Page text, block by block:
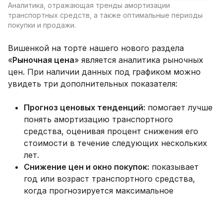
Аналитика, отражающая тренды амортизации
транспортных средств, а также оптимальные периоды
покупки и продажи.
Вишенкой на торте нашего нового раздела
«Рыночная цена» является аналитика рыночных
цен. При наличии данных под графиком можно
увидеть три дополнительных показателя:
Прогноз ценовых тенденций: помогает лучше
понять амортизацию транспортного
средства, оценивая процент снижения его
стоимости в течение следующих нескольких
лет.
Снижение цен и окно покупок: показывает
год или возраст транспортного средства,
когда прогнозируется максимальное